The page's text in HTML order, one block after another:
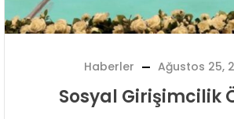
Haberler Ağustos 25,
Sosyal Girişimcilik